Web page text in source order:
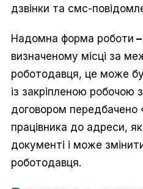
дзвінки та смс-
Надомна форма роботи –
визначеному місці за
роботодавця, це може
із закріпленою робочою
договором передбачено
працівника до адреси,
документі і може
роботодавця.